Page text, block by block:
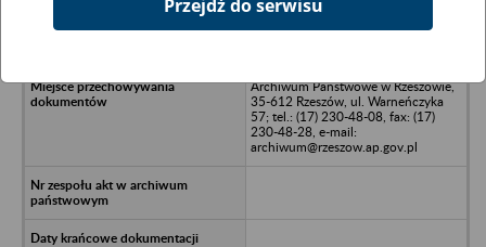
Gminna Spółdzielnia Samopomoc
Archiwum Państwowe w Rzeszowie,
35-612 Rzeszów, ul. Warneńczyka
57; tel.: (17) 230-48-08, fax: (17)
230-48-28, e-mail:
archiwum@rzeszow.ap.gov.pl
Przejdź do serwisu